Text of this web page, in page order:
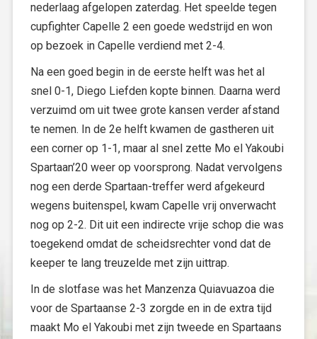
nederlaag afgelopen zaterdag. Het speelde tegen
cupfighter Capelle 2 een goede wedstrijd en won
op bezoek in Capelle verdiend met 2-4.
Na een goed begin in de eerste helft was het al
snel 0-1, Diego Liefden kopte binnen. Daarna werd
verzuimd om uit twee grote kansen verder afstand
te nemen. In de 2e helft kwamen de gastheren uit
een corner op 1-1, maar al snel zette Mo el Yakoubi
Spartaan’20 weer op voorsprong. Nadat vervolgens
nog een derde Spartaan-treffer werd afgekeurd
wegens buitenspel, kwam Capelle vrij onverwacht
nog op 2-2. Dit uit een indirecte vrije schop die was
toegekend omdat de scheidsrechter vond dat de
keeper te lang treuzelde met zijn uittrap.
In de slotfase was het Manzenza Quiavuazoa die
voor de Spartaanse 2-3 zorgde en in de extra tijd
maakt Mo el Yakoubi met zijn tweede en Spartaans